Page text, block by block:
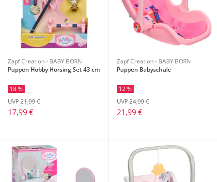
Zapf Creation - BABY BORN
Puppen Hobby Horsing Set 43 cm
18 %
17,99 €
UVP 21,99 €
Zapf Creation - BABY BORN
Puppen Babyschale
12 %
21,99 €
UVP 24,99 €